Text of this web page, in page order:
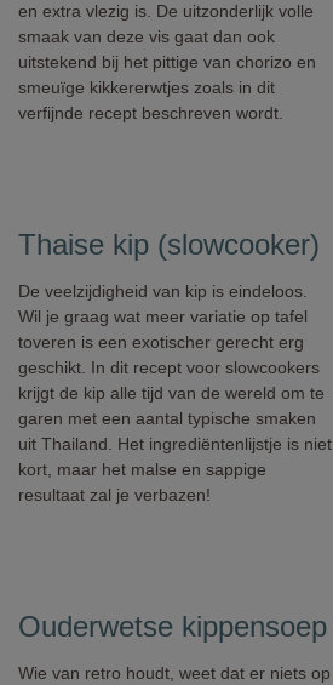
en extra vlezig is. De uitzonderlijk volle
smaak van deze vis gaat dan ook
uitstekend bij het pittige van chorizo en
smeuïge kikkererwtjes zoals in dit
verfijnde recept beschreven wordt.
Thaise kip (slowcooker)
De veelzijdigheid van kip is eindeloos.
Wil je graag wat meer variatie op tafel
toveren is een exotischer gerecht erg
geschikt. In dit recept voor slowcookers
krijgt de kip alle tijd van de wereld om te
garen met een aantal typische smaken
uit Thailand. Het ingrediëntenlijstje is niet
kort, maar het malse en sappige
resultaat zal je verbazen!
Ouderwetse kippensoep
Wie van retro houdt, weet dat er niets op